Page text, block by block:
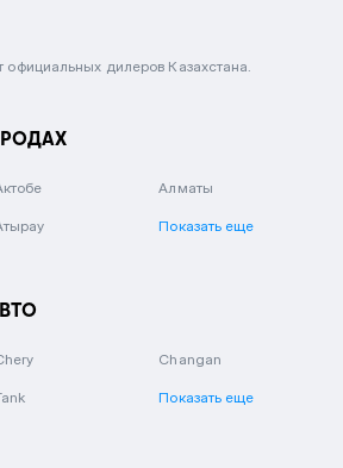
официальных дилеров Казахстана.
Алматы
Показать еще
Changan
Показать еще